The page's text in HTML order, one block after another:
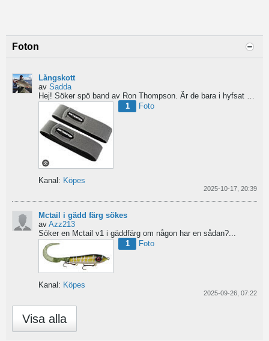
Foton
Långskott
av Sadda
Hej! Söker spö band av Ron Thompson. Är de bara i hyfsat skick så köper jag gärna ett par....
1
Foto
Kanal: Köpes
2025-10-17, 20:39
Mctail i gädd färg sökes
av Azz213
Söker en Mctail v1 i gäddfärg om någon har en sådan?...
1
Foto
Kanal: Köpes
2025-09-26, 07:22
Visa alla